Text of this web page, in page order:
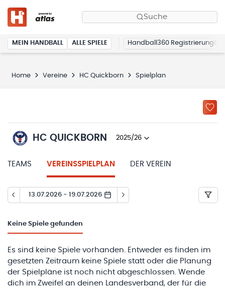
Suche
MEIN HANDBALL ALLE SPIELE Handball360 Registrierung
Home Vereine HC Quickborn Spielplan
HC QUICKBORN 2025/26
TEAMS VEREINSSPIELPLAN DER VEREIN
13.07.2026 - 19.07.2026
Keine Spiele gefunden
Es sind keine Spiele vorhanden. Entweder es finden im
gesetzten Zeitraum keine Spiele statt oder die Planung
der Spielpläne ist noch nicht abgeschlossen. Wende
dich im Zweifel an deinen Landesverband, der für die